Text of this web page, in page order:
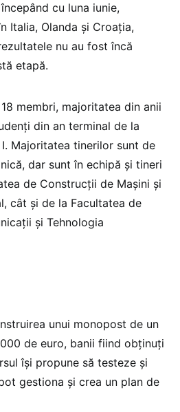
cu luna iunie,
Italia, Olanda și Croația,
nu au fost încă
etapă.
membri, majoritatea din anii
din an terminal de la
Majoritatea tinerilor sunt de
dar sunt în echipă și tineri
de Construcții de Mașini și
cât și de la Facultatea de
și Tehnologia
unui monopost de un
de euro, banii fiind obţinuţi
își propune să testeze și
gestiona și crea un plan de